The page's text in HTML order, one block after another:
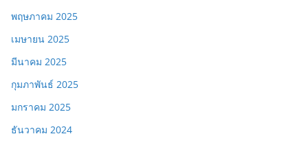
พฤษภาคม 2025
เมษายน 2025
มีนาคม 2025
กุมภาพันธ์ 2025
มกราคม 2025
ธันวาคม 2024